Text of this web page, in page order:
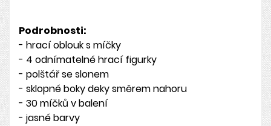
Podrobnosti:
- hrací oblouk s míčky
- 4 odnímatelné hrací figurky
- polštář se slonem
- sklopné boky deky směrem nahoru
- 30 míčků v balení
- jasné barvy